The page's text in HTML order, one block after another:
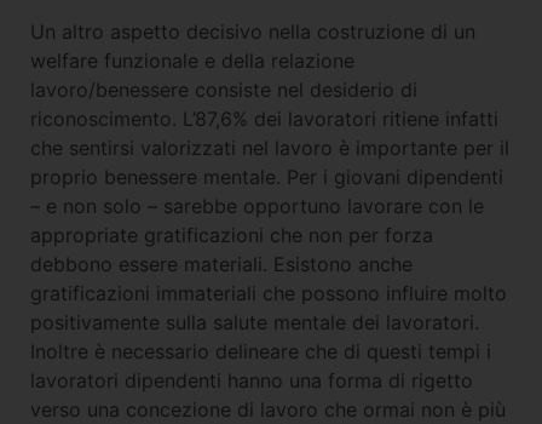
Un altro aspetto decisivo nella costruzione di un
welfare funzionale e della relazione
lavoro/benessere consiste nel desiderio di
riconoscimento. L’87,6% dei lavoratori ritiene infatti
che sentirsi valorizzati nel lavoro è importante per il
proprio benessere mentale. Per i giovani dipendenti
– e non solo – sarebbe opportuno lavorare con le
appropriate gratificazioni che non per forza
debbono essere materiali. Esistono anche
gratificazioni immateriali che possono influire molto
positivamente sulla salute mentale dei lavoratori.
Inoltre è necessario delineare che di questi tempi i
lavoratori dipendenti hanno una forma di rigetto
verso una concezione di lavoro che ormai non è più